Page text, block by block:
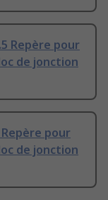
Repère pour
de jonction
pour
de jonction